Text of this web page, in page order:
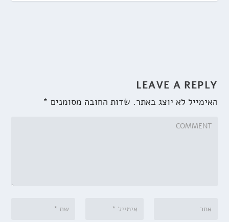
LEAVE A REPLY
האימייל לא יוצג באתר. שדות החובה מסומנים *